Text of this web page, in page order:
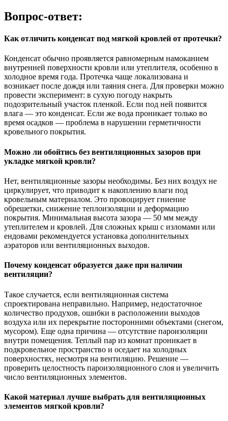
Вопрос-ответ:
Как отличить конденсат под мягкой кровлей от протечки?
Конденсат обычно проявляется равномерным намоканием
внутренней поверхности кровли или утеплителя, особенно в
холодное время года. Протечка чаще локализована и
возникает после дождя или таяния снега. Для проверки можно
провести эксперимент: в сухую погоду накрыть
подозрительный участок пленкой. Если под ней появится
влага — это конденсат. Если же вода проникает только во
время осадков — проблема в нарушении герметичности
кровельного покрытия.
Можно ли обойтись без вентиляционных зазоров при
укладке мягкой кровли?
Нет, вентиляционные зазоры необходимы. Без них воздух не
циркулирует, что приводит к накоплению влаги под
кровельным материалом. Это провоцирует гниение
обрешетки, снижение теплоизоляции и деформацию
покрытия. Минимальная высота зазора — 50 мм между
утеплителем и кровлей. Для сложных крыш с изломами или
ендовами рекомендуется установка дополнительных
аэраторов или вентиляционных выходов.
Почему конденсат образуется даже при наличии
вентиляции?
Такое случается, если вентиляционная система
спроектирована неправильно. Например, недостаточное
количество продухов, ошибки в расположении выходов
воздуха или их перекрытие посторонними объектами (снегом,
мусором). Еще одна причина — отсутствие пароизоляции
внутри помещения. Теплый пар из комнат проникает в
подкровельное пространство и оседает на холодных
поверхностях, несмотря на вентиляцию. Решение —
проверить целостность пароизоляционного слоя и увеличить
число вентиляционных элементов.
Какой материал лучше выбрать для вентиляционных
элементов мягкой кровли?